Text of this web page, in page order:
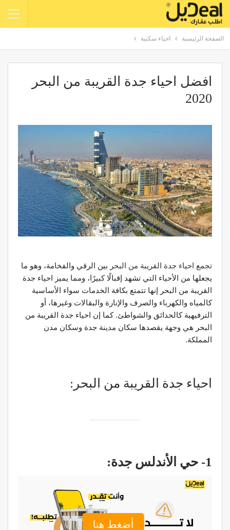
الصفحة الرئيسية احياء سكنية
افضل احياء جدة القريبة من البحر
2020
تجمع احياء جدة القريبة من البحر بين الرقي والفخامة، وهو ما
يجعلها من الأحياء التي تشهد إقبالًا كبيرًا، ومما يميز احياء جدة
القريبة من البحر إنها تتمتع بكافة الخدمات سواء الأساسية
كالمياه والكهرباء والصرف والإنارة والبقالات وغيرها، أو
الترفيهية كالحدائق والشواطئ. كما إن احياء جدة القريبة من
البحر هي وجهة يقصدها سكان مدينة جدة وسكان مدن
المملكة.
احياء جدة القريبة من البحر:
1- حي الأندلس جدة:
أضغط هنا